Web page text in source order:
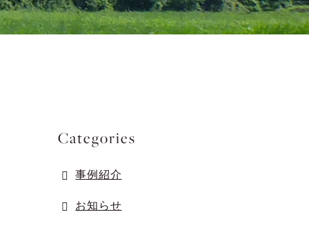
Categories
事例紹介
お知らせ